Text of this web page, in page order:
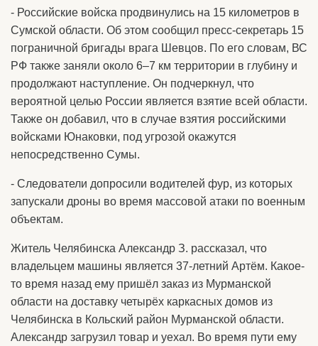
- Российские войска продвинулись на 15 километров в
Сумской области. Об этом сообщил пресс-секретарь 15
пограничной бригады врага Шевцов. По его словам, ВС
РФ также заняли около 6–7 км территории в глубину и
продолжают наступление. Он подчеркнул, что
вероятной целью России является взятие всей области.
Также он добавил, что в случае взятия российскими
войсками Юнаковки, под угрозой окажутся
непосредственно Сумы.
- Следователи допросили водителей фур, из которых
запускали дроны во время массовой атаки по военным
объектам.
Житель Челябинска Александр З. рассказал, что
владельцем машины является 37-летний Артём. Какое-
то время назад ему пришёл заказ из Мурманской
области на доставку четырёх каркасных домов из
Челябинска в Кольский район Мурманской области.
Александр загрузил товар и уехал. Во время пути ему